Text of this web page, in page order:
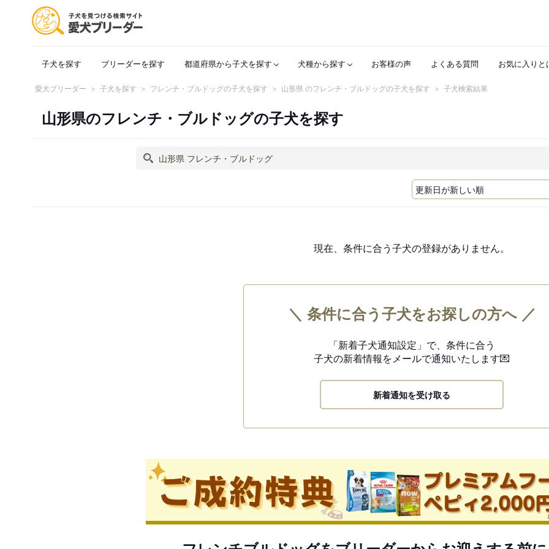
子犬を探す ブリーダーを探す 都道府県から子犬を探す 犬種から探す お客様の声 よくある質問 お気に入りと
愛犬ブリーダー 子犬を探す フレンチ・ブルドッグの子犬を探す 山形県 のフレンチ・ブルドッグの子犬を探す 子犬検索結果
山形県のフレンチ・ブルドッグの子犬を探す
現在、条件に合う子犬の登録がありません。
＼ 条件に合う子犬をお探しの方へ ／
「新着子犬通知設定」で、 条件に合う
子犬の新着情報をメールで通知いたします💌
新着通知を受け取る